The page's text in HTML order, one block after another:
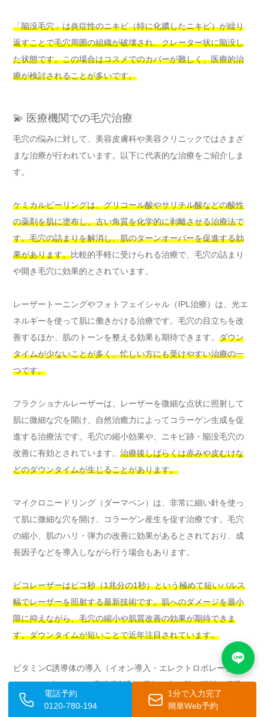
「陥没毛穴」は炎症性のニキビ（特に化膿したニキビ）が繰り
返すことで毛穴周囲の組織が破壊され、クレーター状に陥没し
た状態です。この場合はコスメでのカバーが難しく、医療的治
療が検討されることが多いです。
💫 医療機関での毛穴治療
毛穴の悩みに対して、美容皮膚科や美容クリニックではさまざ
まな治療が行われています。以下に代表的な治療をご紹介しま
す。
ケミカルピーリングは、グリコール酸やサリチル酸などの酸性
の薬剤を肌に塗布し、古い角質を化学的に剥離させる治療法で
す。毛穴の詰まりを解消し、肌のターンオーバーを促進する効
果があります。比較的手軽に受けられる治療で、毛穴の詰まり
や開き毛穴に効果的とされています。
レーザートーニングやフォトフェイシャル（IPL治療）は、光エ
ネルギーを使って肌に働きかける治療です。毛穴の目立ちを改
善するほか、肌のトーンを整える効果も期待できます。 ダウン
タイムが少ないことが多く、忙しい方にも受けやすい治療の一
つです。
フラクショナルレーザーは、レーザーを微細な点状に照射して
肌に微細な穴を開け、自然治癒力によってコラーゲン生成を促
進する治療法です。毛穴の縮小効果や、ニキビ跡・陥没毛穴の
改善に有効とされています。 治療後しばらくは赤みや皮むけな
どのダウンタイムが生じることがあります。
マイクロニードリング（ダーマペン）は、非常に細い針を使っ
て肌に微細な穴を開け、コラーゲン産生を促す治療です。毛穴
の縮小、肌のハリ・弾力の改善に効果があるとされており、成
長因子などを導入しながら行う場合もあります。
ピコレーザーはピコ秒（1兆分の1秒）という極めて短いパルス
幅でレーザーを照射する最新技術です。肌へのダメージを最小
限に抑えながら、毛穴の縮小や肌質改善の効果が期待できま
す。ダウンタイムが短いことで近年注目されています。
ビタミンC誘導体の導入（イオン導入・エレクトロポレーショ
ン）は、ビタミンCの高濃度製剤を電気の力で肌の深部に浸透さ
せる治療です。毛穴の詰まりの原因となる皮脂の酸化を防ぎ、
電話予約
0120-780-194
1分で入力完了
簡単Web予約